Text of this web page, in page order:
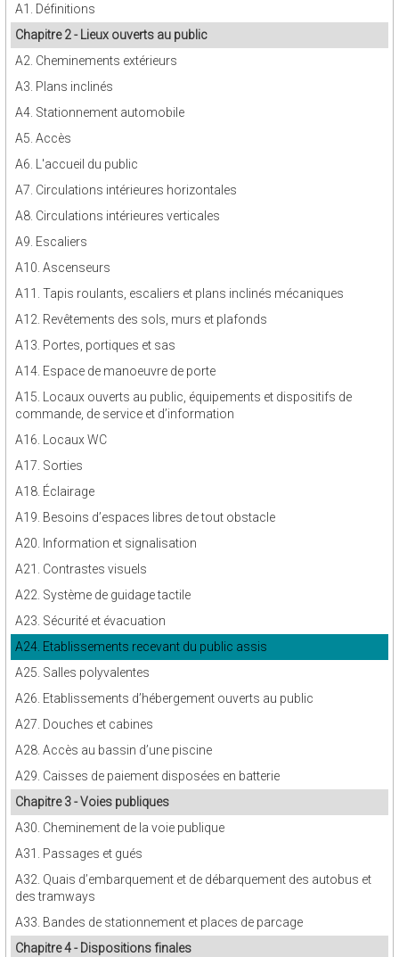
A1. Définitions
Chapitre 2 - Lieux ouverts au public
A2. Cheminements extérieurs
A3. Plans inclinés
A4. Stationnement automobile
A5. Accès
A6. L'accueil du public
A7. Circulations intérieures horizontales
A8. Circulations intérieures verticales
A9. Escaliers
A10. Ascenseurs
A11. Tapis roulants, escaliers et plans inclinés mécaniques
A12. Revêtements des sols, murs et plafonds
A13. Portes, portiques et sas
A14. Espace de manoeuvre de porte
A15. Locaux ouverts au public, équipements et dispositifs de
commande, de service et d’information
A16. Locaux WC
A17. Sorties
A18. Éclairage
A19. Besoins d’espaces libres de tout obstacle
A20. Information et signalisation
A21. Contrastes visuels
A22. Système de guidage tactile
A23. Sécurité et évacuation
A24. Etablissements recevant du public assis
A25. Salles polyvalentes
A26. Etablissements d’hébergement ouverts au public
A27. Douches et cabines
A28. Accès au bassin d’une piscine
A29. Caisses de paiement disposées en batterie
Chapitre 3 - Voies publiques
A30. Cheminement de la voie publique
A31. Passages et gués
A32. Quais d’embarquement et de débarquement des autobus et
des tramways
A33. Bandes de stationnement et places de parcage
Chapitre 4 - Dispositions finales